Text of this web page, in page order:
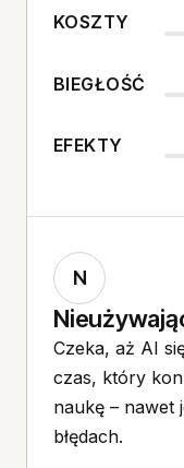
KOSZTY
BIEGŁOŚĆ
EFEKTY
N
Czeka, aż AI
czas, który
naukę – nawet
błędach.